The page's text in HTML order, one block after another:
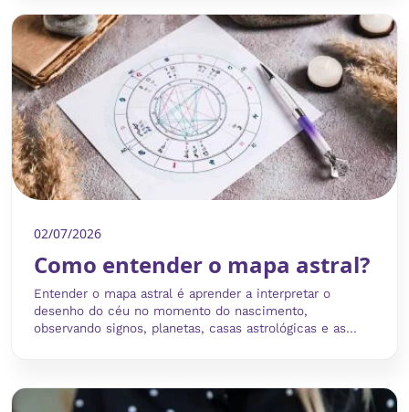
02/07/2026
Como entender o mapa astral?
Entender o mapa astral é aprender a interpretar o
desenho do céu no momento do nascimento,
observando signos, planetas, casas astrológicas e as...